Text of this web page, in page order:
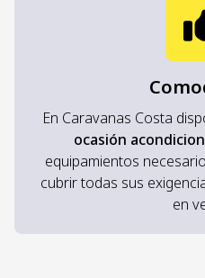
En Caravanas Costa
ocasión
equipamientos
cubrir todas sus
en